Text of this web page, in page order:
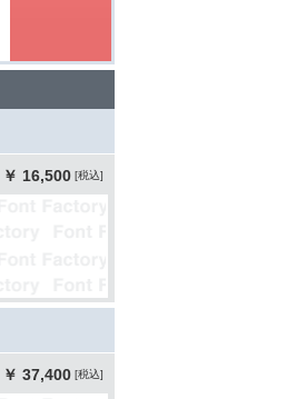
￥ 16,500 [税込]
￥ 37,400 [税込]